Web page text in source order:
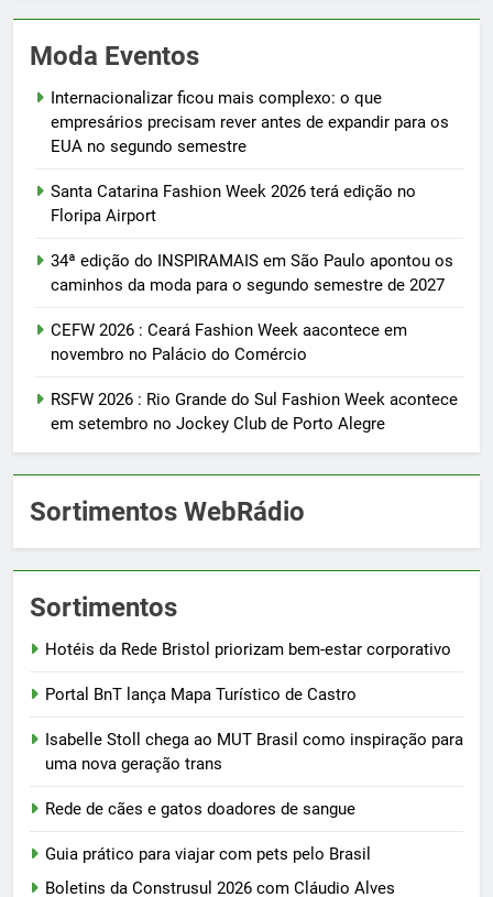
Moda Eventos
Internacionalizar ficou mais complexo: o que
empresários precisam rever antes de expandir para os
EUA no segundo semestre
Santa Catarina Fashion Week 2026 terá edição no
Floripa Airport
34ª edição do INSPIRAMAIS em São Paulo apontou os
caminhos da moda para o segundo semestre de 2027
CEFW 2026 : Ceará Fashion Week aacontece em
novembro no Palácio do Comércio
RSFW 2026 : Rio Grande do Sul Fashion Week acontece
em setembro no Jockey Club de Porto Alegre
Sortimentos WebRádio
Sortimentos
Hotéis da Rede Bristol priorizam bem-estar corporativo
Portal BnT lança Mapa Turístico de Castro
Isabelle Stoll chega ao MUT Brasil como inspiração para
uma nova geração trans
Rede de cães e gatos doadores de sangue
Guia prático para viajar com pets pelo Brasil
Boletins da Construsul 2026 com Cláudio Alves